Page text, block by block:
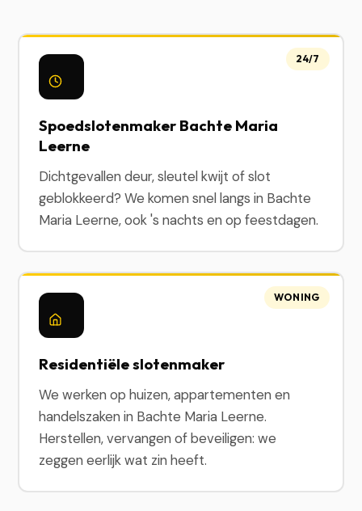
Spoedslotenmaker Bachte Maria
Leerne
Dichtgevallen deur, sleutel kwijt of slot
geblokkeerd? We komen snel langs in Bachte
Maria Leerne, ook 's nachts en op feestdagen.
24/7
Residentiële slotenmaker
We werken op huizen, appartementen en
handelszaken in Bachte Maria Leerne.
Herstellen, vervangen of beveiligen: we
zeggen eerlijk wat zin heeft.
WONING